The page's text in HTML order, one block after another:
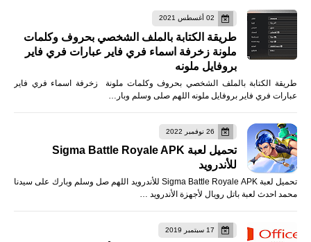
02 أغسطس 2021
طريقة الكتابة بالملف الشخصي بحروف وكلمات
ملونة زخرفة اسماء فري فاير عبارات فري فاير
بروفايل ملونه
طريقة الكتابة بالملف الشخصي بحروف وكلمات ملونة زخرفة اسماء فري فاير
عبارات فري فاير بروفايل ملونه اللهم صلى وسلم وبار…
26 نوفمبر 2022
تحميل لعبة Sigma Battle Royale APK
للأندرويد
تحميل لعبة Sigma Battle Royale APK للأندرويد اللهم صل وسلم وبارك على سيدنا
محمد احدث لعبة باتل رويال لأجهزة الأندرويد …
17 سبتمبر 2019